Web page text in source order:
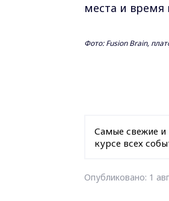
места и время
Фото: Fusion Brain,
Самые свежие и
курсе всех
Опубликовано: 1